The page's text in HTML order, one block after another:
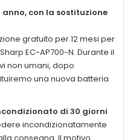
con la sostituzione
gratuito per 12 mesi per
EC-AP700-N. Durante il
non umani, dopo
una nuova batteria
di 30 giorni
incondizionatamente